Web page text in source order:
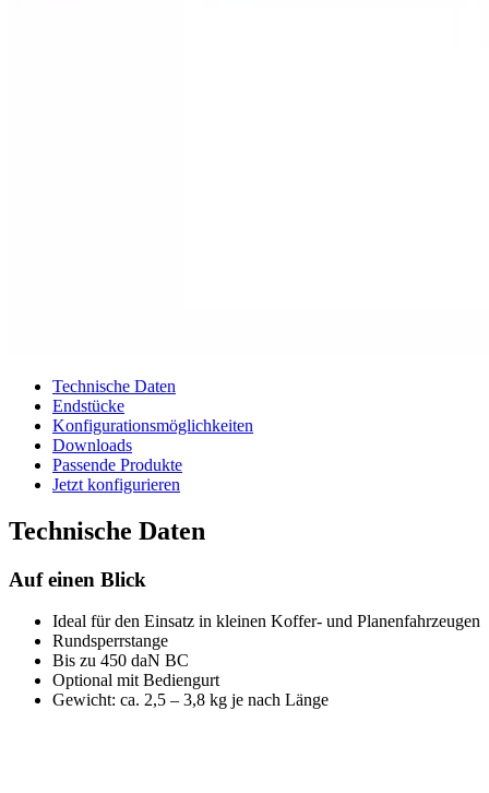
Technische Daten
Endstücke
Konfigurationsmöglichkeiten
Downloads
Passende Produkte
Jetzt konfigurieren
Technische Daten
Auf einen Blick
Ideal für den Einsatz in kleinen Koffer- und Planenfahrzeugen
Rundsperrstange
Bis zu 450 daN BC
Optional mit Bediengurt
Gewicht: ca. 2,5 – 3,8 kg je nach Länge